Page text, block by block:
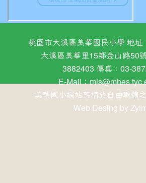
桃園市大溪區美華國民小學 地
大溪區美華里15鄰金山路50
3882403 傳真：03-
E-Mail：
美華國小網站架構於自由軟體
Web Desing by